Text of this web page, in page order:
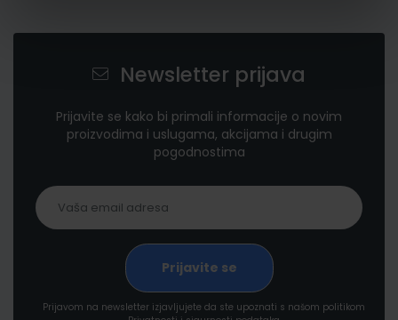
Newsletter prijava
Prijavite se kako bi primali informacije o novim
proizvodima i uslugama, akcijama i drugim
pogodnostima
Prijavom na newsletter izjavljujete da ste upoznati s našom politikom